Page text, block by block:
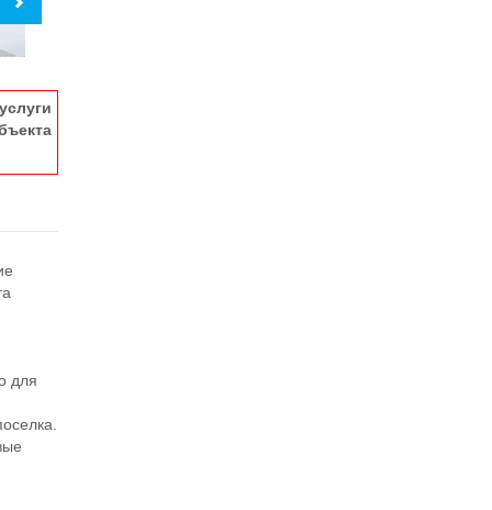
для